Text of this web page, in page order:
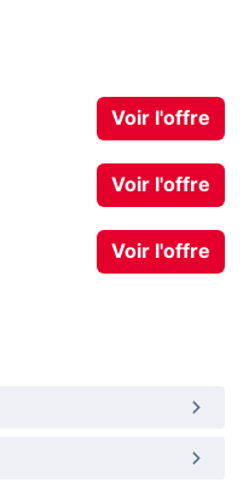
Voir l'offre
Voir l'offre
Voir l'offre